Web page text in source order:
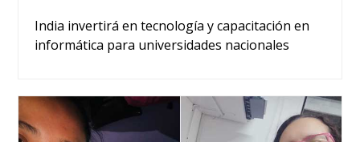
India invertirá en tecnología y capacitación en
informática para universidades nacionales